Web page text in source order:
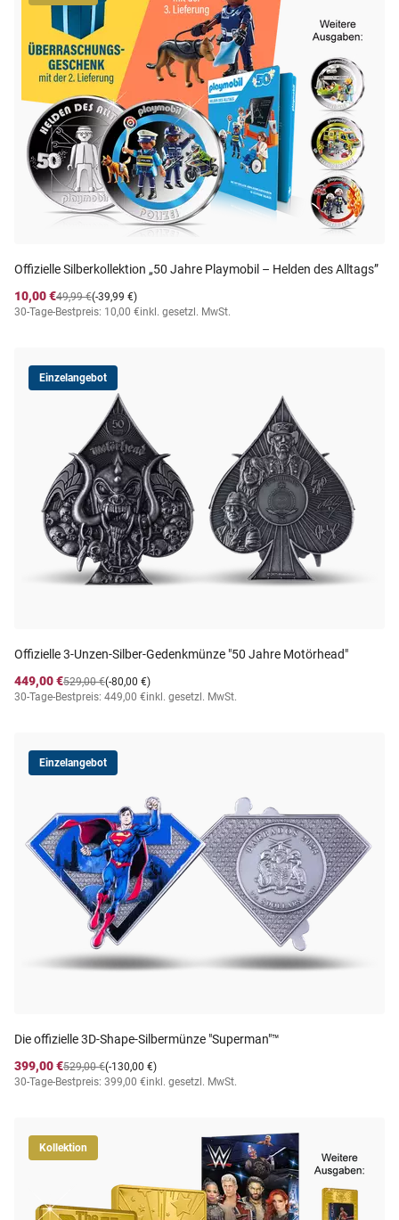
Offizielle Silberkollektion „50 Jahre Playmobil – Helden des Alltags”
10,00 €
(-39,99 €)
49,99 €
30-Tage-Bestpreis: 10,00 €inkl. gesetzl. MwSt.
Einzelangebot
Offizielle 3-Unzen-Silber-Gedenkmünze "50 Jahre Motörhead"
449,00 €
(-80,00 €)
529,00 €
30-Tage-Bestpreis: 449,00 €inkl. gesetzl. MwSt.
Einzelangebot
Die offizielle 3D-Shape-Silbermünze "Superman"™
399,00 €
(-130,00 €)
529,00 €
30-Tage-Bestpreis: 399,00 €inkl. gesetzl. MwSt.
Kollektion